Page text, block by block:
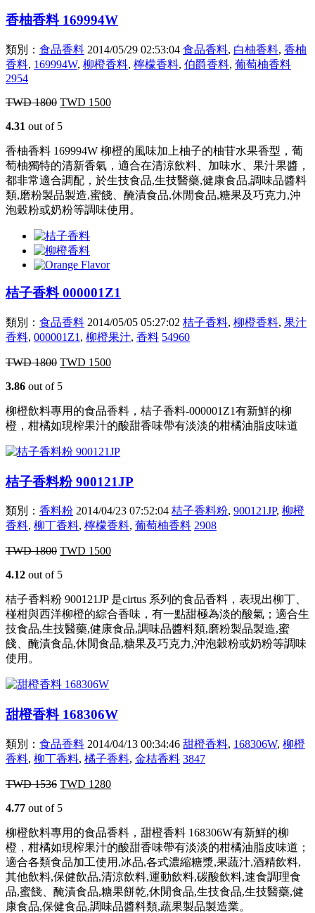
香柚香料 169994W
類別： 食品香料 2014/05/29 02:53:04 食品香料, 白柚香料, 香柚
香料, 169994W, 柳橙香料, 檸檬香料, 伯爵香料, 葡萄柚香料
2954
TWD1800 TWD 1500
4.31 out of 5
香柚香料 169994W 柳橙的風味加上柚子的柚苷水果香型，葡
萄柚獨特的清新香氣，適合在清涼飲料、加味水、果汁果醬，
都非常適合調配，於生技食品,生技醫藥,健康食品,調味品醬料
類,磨粉製品製造,蜜餞、醃漬食品,休閒食品,糖果及巧克力,沖
泡穀粉或奶粉等調味使用。
桔子香料 000001Z1
類別： 食品香料 2014/05/05 05:27:02 桔子香料, 柳橙香料, 果汁
香料, 000001Z1 , 柳橙果汁, 香料 54960
TWD1800 TWD 1500
3.86 out of 5
柳橙飲料專用的食品香料，桔子香料-000001Z1有新鮮的柳
橙，柑橘如現榨果汁的酸甜香味帶有淡淡的柑橘油脂皮味道
桔子香料粉 900121JP
類別： 香料粉 2014/04/23 07:52:04 桔子香料粉, 900121JP, 柳橙
香料, 柳丁香料, 檸檬香料, 葡萄柚香料 2908
TWD1800 TWD 1500
4.12 out of 5
桔子香料粉 900121JP 是cirtus 系列的食品香料，表現出柳丁、
椪柑與西洋柳橙的綜合香味，有一點甜極為淡的酸氣；適合生
技食品,生技醫藥,健康食品,調味品醬料類,磨粉製品製造,蜜
餞、醃漬食品,休閒食品,糖果及巧克力,沖泡穀粉或奶粉等調味
使用。
甜橙香料 168306W
類別： 食品香料 2014/04/13 00:34:46 甜橙香料, 168306W, 柳橙
香料, 柳丁香料, 橘子香料, 金桔香料 3847
TWD1536 TWD 1280
4.77 out of 5
柳橙飲料專用的食品香料，甜橙香料 168306W有新鮮的柳
橙，柑橘如現榨果汁的酸甜香味帶有淡淡的柑橘油脂皮味道；
適合各類食品加工使用,冰品,各式濃縮糖漿,果蔬汁,酒精飲料,
其他飲料,保健飲品,清涼飲料,運動飲料,碳酸飲料,速食調理食
品,蜜餞、醃漬食品,糖果餅乾,休閒食品,生技食品,生技醫藥,健
康食品,保健食品,調味品醬料類,蔬果製品製造業。